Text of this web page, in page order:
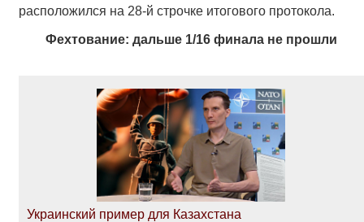
расположился на 28-й строчке итогового протокола.
Фехтование: дальше 1/16 финала не прошли
Украинский пример для Казахстана